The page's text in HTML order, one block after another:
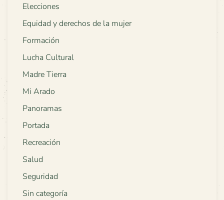
Elecciones
Equidad y derechos de la mujer
Formación
Lucha Cultural
Madre Tierra
Mi Arado
Panoramas
Portada
Recreación
Salud
Seguridad
Sin categoría